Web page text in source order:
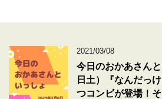
2021/03/08
今日のおかあさん
日土）『なんだっ
つコンビが登場！